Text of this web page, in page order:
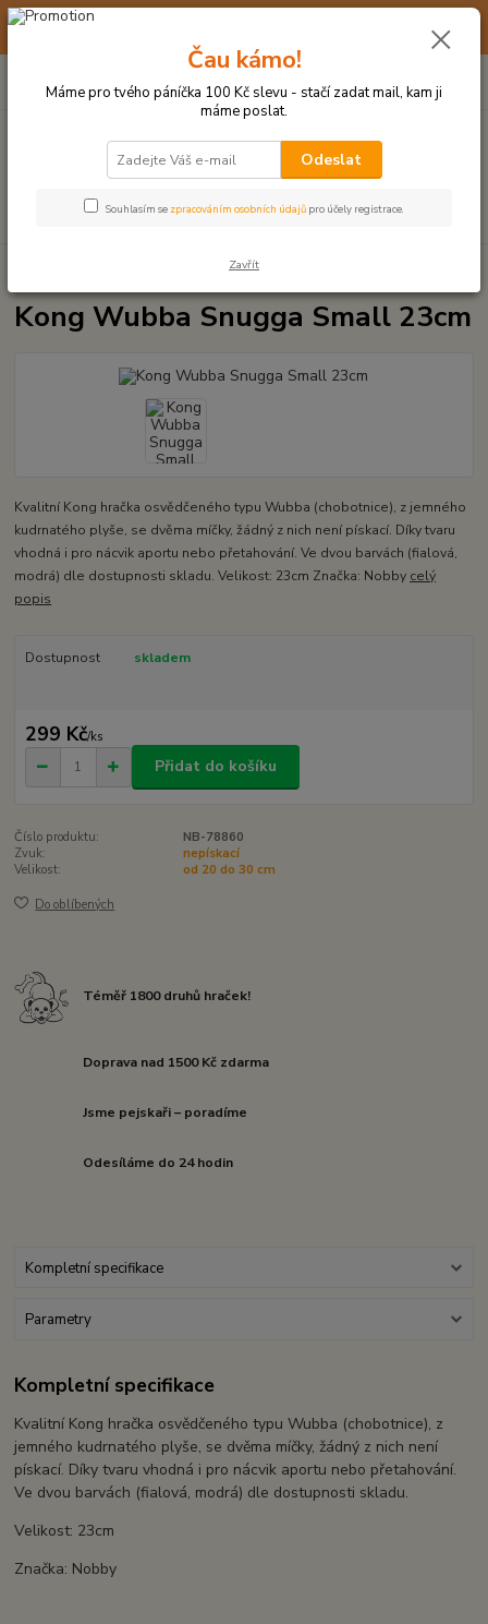
☀️ 10. - 14. SRPNA 2026 MÁME DOVOLENOU ☀️ OBJEDNÁVKY
Hledat
po–pá: 9–17 hod.
za0 Kč
PLYŠOVÉ A TEXTILNÍ HRAČKY
Kong Wubba Snugga Small 23cm
Kvalitní Kong hračka osvědčeného typu Wubba (chobotnice), z jemného
kudrnatého plyše, se dvěma míčky, žádný z nich není pískací. Díky tvaru
vhodná i pro nácvik aportu nebo přetahování. Ve dvou barvách (fialová,
modrá) dle dostupnosti skladu. Velikost: 23cm Značka: Nobby celý
popis
Dostupnost skladem
299 Kč/ks
Přidat do košíku
Číslo produktu:
NB-78860
Zvuk:
nepískací
Velikost:
od 20 do 30 cm
Do oblíbených
Téměř 1800 druhů hraček!
Doprava nad 1500 Kč zdarma
Jsme pejskaři – poradíme
Odesíláme do 24 hodin
Kompletní specifikace
Parametry
Kompletní specifikace
Kvalitní Kong hračka osvědčeného typu Wubba (chobotnice), z
jemného kudrnatého plyše, se dvěma míčky, žádný z nich není
pískací. Díky tvaru vhodná i pro nácvik aportu nebo přetahování.
Ve dvou barvách (fialová, modrá) dle dostupnosti skladu.
Velikost: 23cm
Značka: Nobby
Čau kámo!
Máme pro tvého páníčka 100 Kč slevu - stačí zadat mail, kam ji
máme poslat.
Odeslat
Souhlasím se zpracováním osobních údajů pro účely registrace.
Zavřít